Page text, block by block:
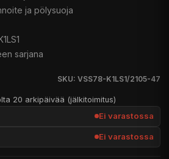
ja pölysuoja
sarjana
SKU: VSS78-K1LS1/2105-47
20 arkipäivää (jälkitoimitus)
Ei varastossa
Ei varastossa